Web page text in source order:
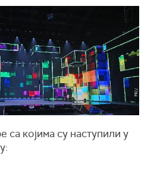
са којима су наступили у